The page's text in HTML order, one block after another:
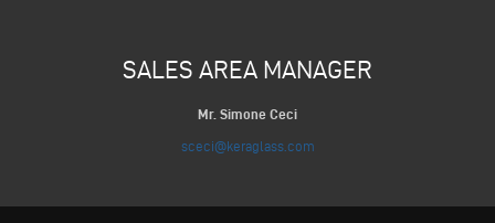
SALES AREA MANAGER
Mr. Simone Ceci
sceci@keraglass.com